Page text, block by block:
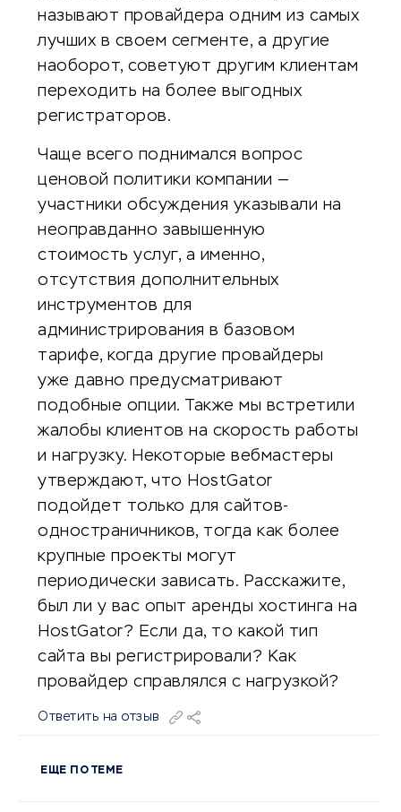
называют провайдера одним из самых
лучших в своем сегменте, а другие
наоборот, советуют другим клиентам
переходить на более выгодных
регистраторов.
Чаще всего поднимался вопрос
ценовой политики компании —
участники обсуждения указывали на
неоправданно завышенную
стоимость услуг, а именно,
отсутствия дополнительных
инструментов для
администрирования в базовом
тарифе, когда другие провайдеры
уже давно предусматривают
подобные опции. Также мы встретили
жалобы клиентов на скорость работы
и нагрузку. Некоторые вебмастеры
утверждают, что HostGator
подойдет только для сайтов-
одностраничников, тогда как более
крупные проекты могут
периодически зависать. Расскажите,
был ли у вас опыт аренды хостинга на
HostGator? Если да, то какой тип
сайта вы регистрировали? Как
провайдер справлялся с нагрузкой?
Ответить на отзыв
ЕЩЕ ПО ТЕМЕ